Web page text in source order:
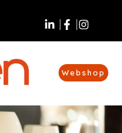
Webshop